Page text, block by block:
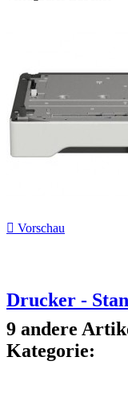
 Vorschau
Drucker -
9 andere
Kategorie: